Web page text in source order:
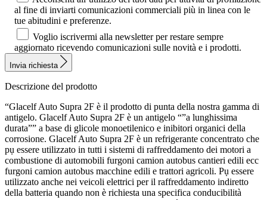
al fine di inviarti comunicazioni commerciali più in linea con le
tue abitudini e preferenze.
Voglio iscrivermi alla newsletter per restare sempre
aggiornato ricevendo comunicazioni sulle novità e i prodotti.
Invia richiesta
Descrizione del prodotto
“Glacelf Auto Supra 2F è il prodotto di punta della nostra gamma di
antigelo. Glacelf Auto Supra 2F è un antigelo “”a lunghissima
durata”” a base di glicole monoetilenico e inibitori organici della
corrosione. Glacelf Auto Supra 2F è un refrigerante concentrato che
pụ essere utilizzato in tutti i sistemi di raffreddamento dei motori a
combustione di automobili furgoni camion autobus cantieri edili ecc
furgoni camion autobus macchine edili e trattori agricoli. Pụ essere
utilizzato anche nei veicoli elettrici per il raffreddamento indiretto
della batteria quando non è richiesta una specifica conducibilità